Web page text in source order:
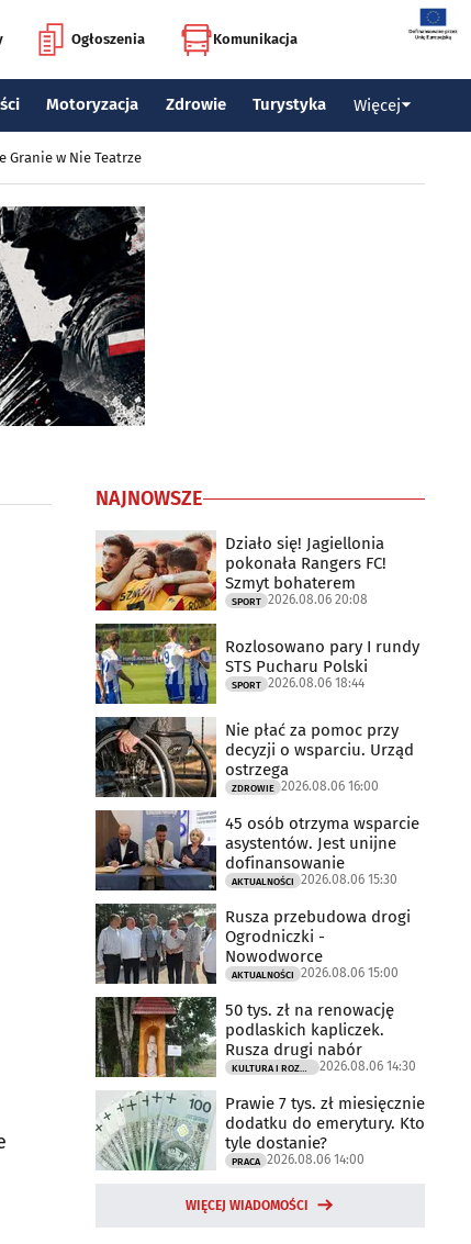
Ogłoszenia Komunikacja
Motoryzacja Zdrowie Turystyka Więcej
Granie w Nie Teatrze
NAJNOWSZE
Działo się! Jagiellonia
pokonała Rangers FC!
Szmyt bohaterem
SPORT 2026.08.06 20:08
Rozlosowano pary I rundy
STS Pucharu Polski
SPORT 2026.08.06 18:44
Nie płać za pomoc przy
decyzji o wsparciu. Urząd
ostrzega
ZDROWIE 2026.08.06 16:00
45 osób otrzyma wsparcie
asystentów. Jest unijne
dofinansowanie
AKTUALNOŚCI 2026.08.06 15:30
Rusza przebudowa drogi
Ogrodniczki -
Nowodworce
AKTUALNOŚCI 2026.08.06 15:00
50 tys. zł na renowację
podlaskich kapliczek.
Rusza drugi nabór
2026.08.06 14:30
Prawie 7 tys. zł miesięcznie
dodatku do emerytury. Kto
tyle dostanie?
PRACA 2026.08.06 14:00
WIĘCEJ WIADOMOŚCI